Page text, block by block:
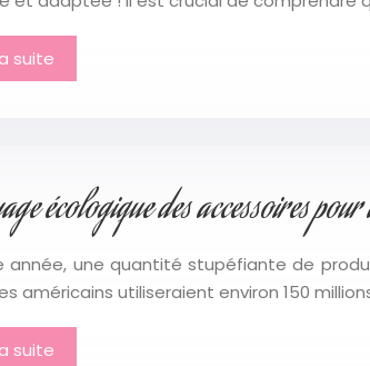
suite
écologique des accessoires
année, une quantité stupéfiante de
américains utiliseraient environ 150
suite